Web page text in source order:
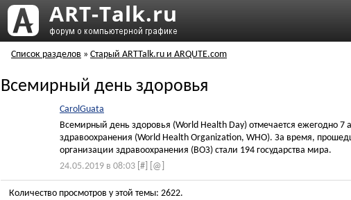
Список разделов » Старый ARTTalk.ru и ARQUTE.com
Всемирный день здоровья
CarolGuata
Всемирный день здоровья (World Health Day) отмечается ежегодно
здравоохранения (World Health Organization, WHO). За время,
организации здравоохранения (ВОЗ) стали 194 государства мира.
24.05.2019 в 08:03 [#] [@]
Количество просмотров у этой темы: 2622.